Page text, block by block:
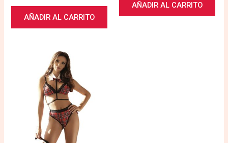
AÑADIR AL CARRITO
AÑADIR AL CARRITO